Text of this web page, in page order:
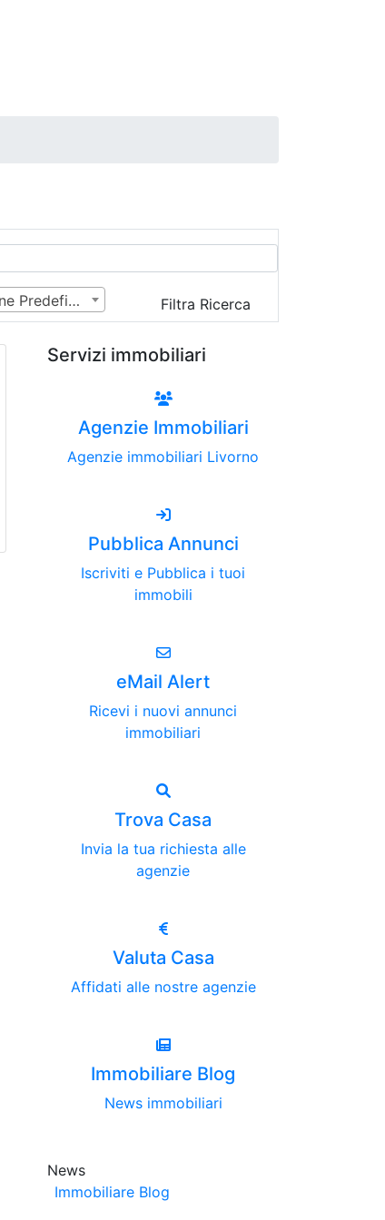
Ordine Predefinito Filtra Ricerca
Servizi immobiliari
Agenzie Immobiliari
Agenzie immobiliari Livorno
Pubblica Annunci
Iscriviti e Pubblica i tuoi
immobili
eMail Alert
Ricevi i nuovi annunci
immobiliari
Trova Casa
Invia la tua richiesta alle
agenzie
Valuta Casa
Affidati alle nostre agenzie
Immobiliare Blog
News immobiliari
News
Immobiliare Blog